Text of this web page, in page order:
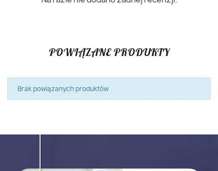
POWIĄZANE PRODUKTY
Brak powiązanych produktów